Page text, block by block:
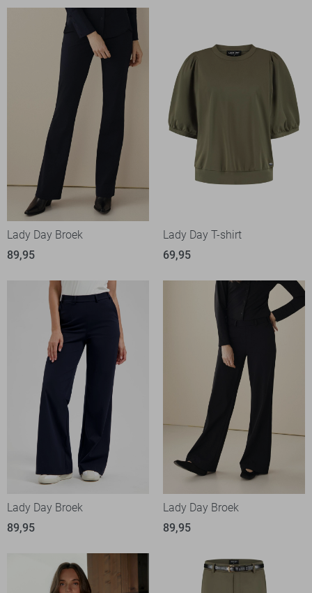
Lady Day Broek
89,95
Lady Day T-shirt
69,95
Lady Day Broek
89,95
Lady Day Broek
89,95